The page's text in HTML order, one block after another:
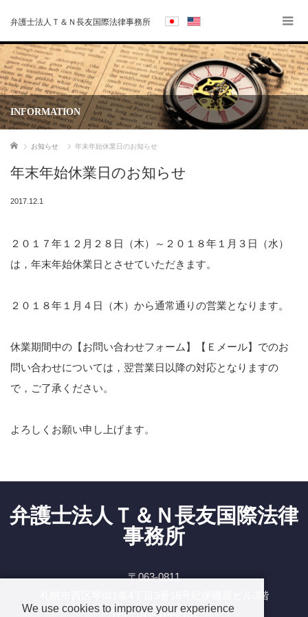
弁護士法人Ｔ＆Ｎ長友国際法律事務所
INFORMATION
ホーム お知らせ 年末年始休業日のお知らせ
年末年始休業日のお知らせ
2017.12.1
２０１７年１２月２８日（木）～２０１８年１月３日（水）
は，年末年始休業日とさせていただきます。
２０１８年１月４日（木）から通常通りの営業となります。
休業期間中の【お問い合わせフォーム】【Ｅメール】でのお
問い合わせについては，翌営業日以降の対応となりますの
で，ご了承ください。
よろしくお願い申し上げます。
弁護士法人Ｔ＆Ｎ長友国際法律
事務所
〒063-0811
札幌市西区琴似1条4丁目3番18号紀伊國屋ビル3階
TEL : 011-614-2131
We use cookies to improve your experience